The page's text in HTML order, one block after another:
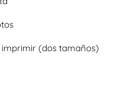
(dos tamaños)